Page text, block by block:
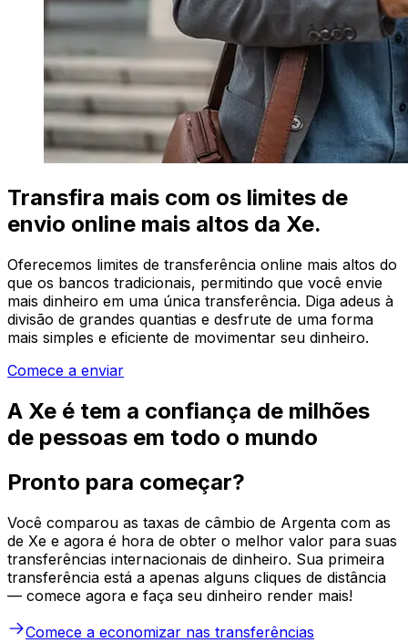
Transfira mais com os limites de
envio online mais altos da Xe.
Oferecemos limites de transferência online mais altos do
que os bancos tradicionais, permitindo que você envie
mais dinheiro em uma única transferência. Diga adeus à
divisão de grandes quantias e desfrute de uma forma
mais simples e eficiente de movimentar seu dinheiro.
Comece a enviar
A Xe é tem a confiança de milhões
de pessoas em todo o mundo
Pronto para começar?
Você comparou as taxas de câmbio de Argenta com as
de Xe e agora é hora de obter o melhor valor para suas
transferências internacionais de dinheiro. Sua primeira
transferência está a apenas alguns cliques de distância
— comece agora e faça seu dinheiro render mais!
Comece a economizar nas transferências